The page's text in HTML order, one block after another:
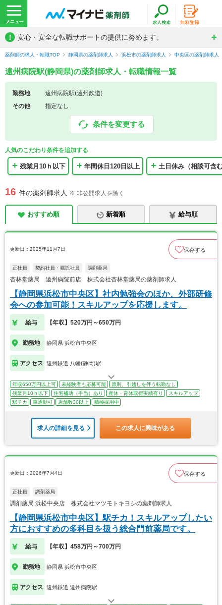
! 安心・安全な転職サポートの提供に努めます。
薬剤師の求人・転職TOP 静岡県の薬剤師求人 浜松市の薬剤師求人 中央区の薬剤師求人
遠州病院駅(静岡県)の薬剤師求人・転職情報一覧
勤務地
遠州病院駅(遠州鉄道)
その他
指定なし
条件を変更する
人気のこだわり条件を追加する
残業月10ｈ以下 年間休日120日以上 土日休み（相談可含
16 件の薬剤師求人 ※ 非公開求人を除く
おすすめ順 新着順 給与順
更新日：2025年11月7日 保存する
正社員 契約社員・嘱託社員 調剤薬局
杏林堂薬局 遠州病院前店 株式会社杏林堂薬局の薬剤師求人
【静岡県浜松市中央区】社内勉強会のほか、外部研修
会への参加可能！スキルアップを応援します。
給与 【年収】520万円～650万円
勤務地 静岡県 浜松市中央区
アクセス 遠州鉄道 八幡(静岡)駅
年収650万円以上可 未経験者も応募可能
原則、引越しを伴う転勤なし
残業月10ｈ以下
住宅補助（手当）あり 産休・育休取得実績有り
スキルアップ
駅チカ
車通勤可 店舗数30以上 積極採用中
求人の詳細を見る この求人に興味がある
更新日：2026年7月4日 保存する
正社員 調剤薬局
調剤薬局 浜松中央店 株式会社マツモトキヨシの薬剤師求人
【静岡県浜松市中央区】駅チカ！スキルアップしたい
方におすすめの多科目を扱う総合門前薬局です。
給与 【年収】458万円～700万円
勤務地 静岡県 浜松市中央区
アクセス 遠州鉄道 遠州病院駅